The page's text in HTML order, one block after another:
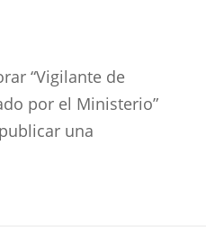
“Vigilante de
por el Ministerio”
una